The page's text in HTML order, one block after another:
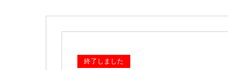
終了しました